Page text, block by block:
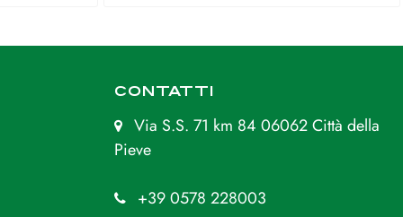
CONTATTI
Via S.S. 71 km 84 06062 Città della
Pieve
+39 0578 228003